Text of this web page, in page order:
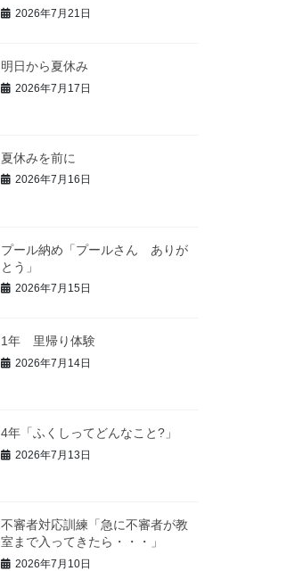
2026年7月21日
明日から夏休み
2026年7月17日
夏休みを前に
2026年7月16日
プール納め「プールさん ありが
とう」
2026年7月15日
1年 里帰り体験
2026年7月14日
4年「ふくしってどんなこと?」
2026年7月13日
不審者対応訓練「急に不審者が教
室まで入ってきたら・・・」
2026年7月10日